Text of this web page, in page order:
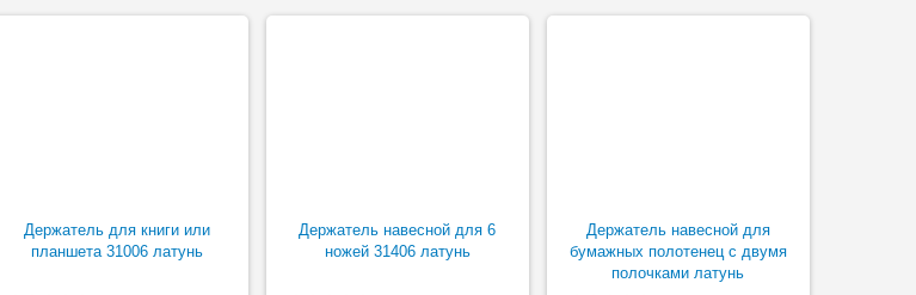
Держатель для книги или
планшета 31006 латунь
Держатель навесной для 6
ножей 31406 латунь
Держатель навесной для
бумажных полотенец с двумя
полочками латунь